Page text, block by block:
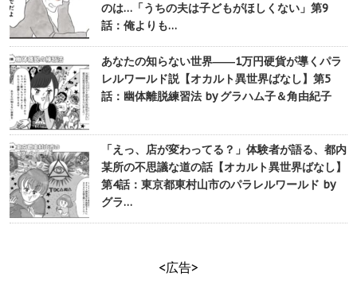
のは…「うちの夫は子どもがほしくない」第9
話：俺よりも…
あなたの知らない世界――1万円硬貨が導くパラ
レルワールド説【オカルト異世界ばなし】第5
話：幽体離脱練習法 by グラハム子＆角由紀子
「えっ、店が変わってる？」体験者が語る、都内
某所の不思議な道の話【オカルト異世界ばなし】
第4話：東京都東村山市のパラレルワールド by
グラ…
<広告>